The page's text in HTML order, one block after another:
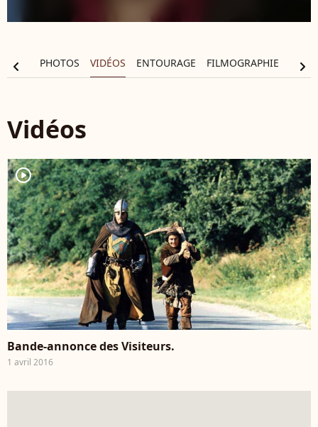
PHOTOS VIDÉOS ENTOURAGE FILMOGRAPHIE
chevron_left chevron_right
Vidéos
player2
Bande-annonce des Visiteurs.
1 avril 2016